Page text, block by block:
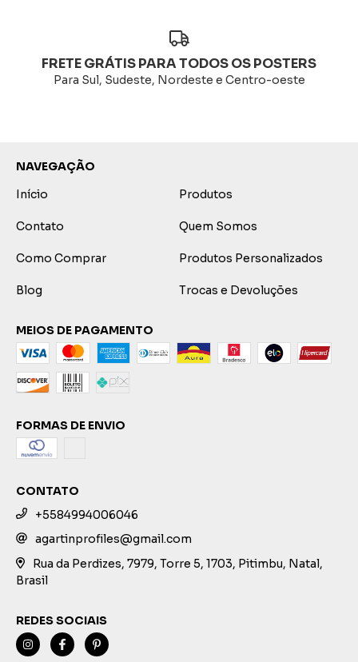
FRETE GRÁTIS PARA TODOS OS POSTERS
Para Sul, Sudeste, Nordeste e Centro-oeste
NAVEGAÇÃO
Início
Produtos
Contato Quem Somos
Como Comprar Produtos Personalizados
Blog Trocas e Devoluções
MEIOS DE PAGAMENTO
FORMAS DE ENVIO
CONTATO
+5584994006046
agartinprofiles@gmail.com
Rua da Perdizes, 7979, Torre 5, 1703, Pitimbu, Natal,
Brasil
REDES SOCIAIS